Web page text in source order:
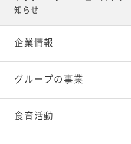
知らせ
企業情報
グループの事業
食育活動